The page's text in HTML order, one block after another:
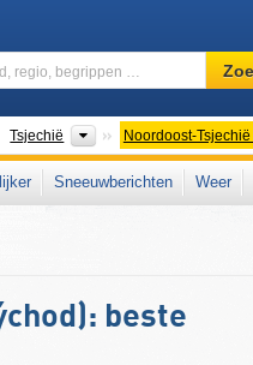
regio,
…
Tsjechië LandenNoordoost-
Sneeuwberichten Weer
beste